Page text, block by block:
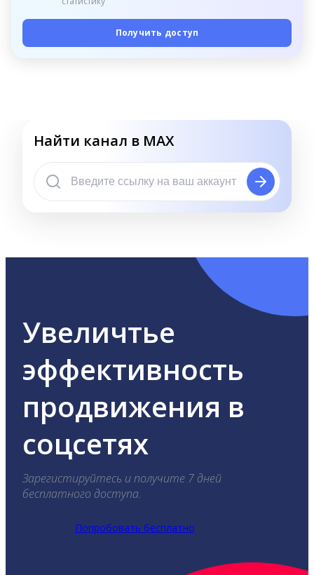
Получить доступ
Найти канал в MAX
Увеличтье
эффективность
продвижения в
соцсетях
Зарегистируйтесь и получите 7 дней
бесплатного доступа.
Попробовать бесплатно